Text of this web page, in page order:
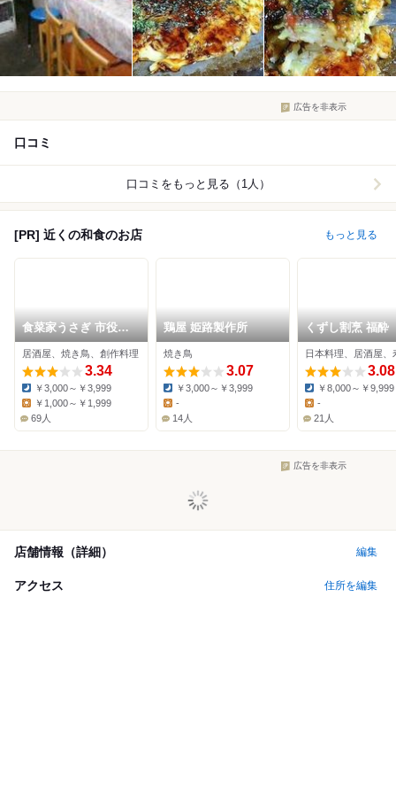
広告を非表示
口コミ
口コミをもっと見る（1人）
[PR] 近くの和食のお店 もっと見る
食菜家うさぎ 市役所
南本店
居酒屋、焼き鳥、創作料理
3.34
Dinner:
￥3,000～￥3,999
Lunch:
￥1,000～￥1,999
69人
鶏屋 姫路製作所
焼き鳥
3.07
Dinner:
￥3,000～￥3,999
Lunch:
-
14人
くずし割烹 福酔
日本料理、居酒屋、
3.08
Dinner:
￥8,000～￥9,999
Lunch:
-
21人
広告を非表示
店舗情報（詳細） 編集
アクセス 住所を編集